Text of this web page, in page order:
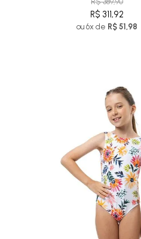
R$ 311,92
ou 6x de R$ 51,98